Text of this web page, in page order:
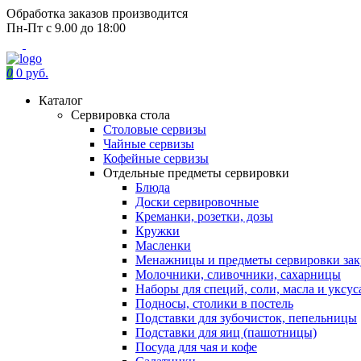
Обработка заказов производится
Пн-Пт с 9.00 до 18:00
0 0 руб.
Каталог
Сервировка стола
Столовые сервизы
Чайные сервизы
Кофейные сервизы
Отдельные предметы сервировки
Блюда
Доски сервировочные
Креманки, розетки, дозы
Кружки
Масленки
Менажницы и предметы сервировки
Молочники, сливочники, сахарницы
Наборы для специй, соли, масла и
Подносы, столики в постель
Подставки для зубочисток, пепельницы
Подставки для яиц (пашотницы)
Посуда для чая и кофе